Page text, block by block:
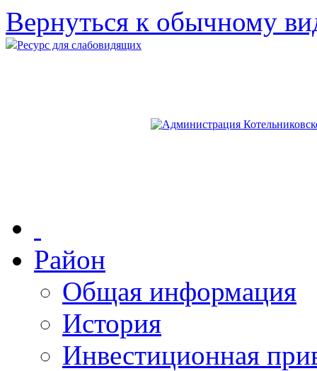
Вернуться к обычному
Ресурс для слабовидящих
Район
Общая информация
История
Инвестиционная